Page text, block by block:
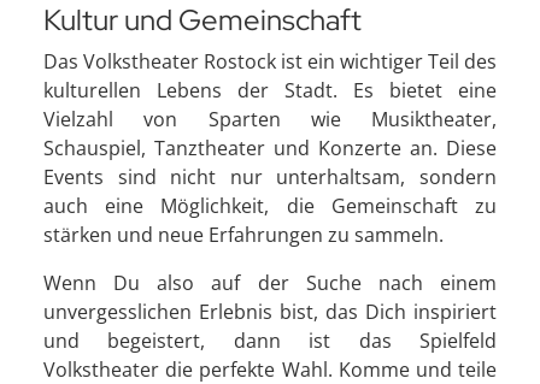
Kultur und Gemeinschaft
Das Volkstheater Rostock ist ein wichtiger Teil des
kulturellen Lebens der Stadt. Es bietet eine
Vielzahl von Sparten wie Musiktheater,
Schauspiel, Tanztheater und Konzerte an. Diese
Events sind nicht nur unterhaltsam, sondern
auch eine Möglichkeit, die Gemeinschaft zu
stärken und neue Erfahrungen zu sammeln.
Wenn Du also auf der Suche nach einem
unvergesslichen Erlebnis bist, das Dich inspiriert
und begeistert, dann ist das Spielfeld
Volkstheater die perfekte Wahl. Komme und teile